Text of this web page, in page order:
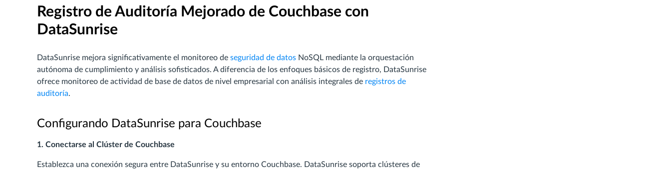
Registro de Auditoría Mejorado de Couchbase con
DataSunrise
DataSunrise mejora significativamente el monitoreo de seguridad de datos NoSQL mediante la orquestación
autónoma de cumplimiento y análisis sofisticados. A diferencia de los enfoques básicos de registro, DataSunrise
ofrece monitoreo de actividad de base de datos de nivel empresarial con análisis integrales de registros de
auditoría.
Configurando DataSunrise para Couchbase
1. Conectarse al Clúster de Couchbase
Establezca una conexión segura entre DataSunrise y su entorno Couchbase. DataSunrise soporta clústeres de